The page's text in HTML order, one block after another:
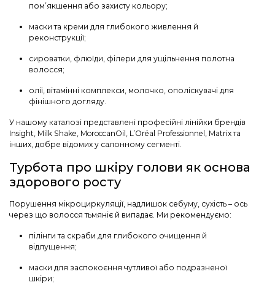
пом’якшення або захисту кольору;
маски та креми для глибокого живлення й
реконструкції;
сироватки, флюїди, філери для ущільнення полотна
волосся;
олії, вітамінні комплекси, молочко, ополіскувачі для
фінішного догляду.
У нашому каталозі представлені професійні лінійки брендів
Insight, Milk Shake, MoroccanOil, L’Oréal Professionnel, Matrix та
інших, добре відомих у салонному сегменті.
Турбота про шкіру голови як основа
здорового росту
Порушення мікроциркуляції, надлишок себуму, сухість – ось
через що волосся тьмяніє й випадає. Ми рекомендуємо:
пілінги та скраби для глибокого очищення й
відлущення;
маски для заспокоєння чутливої або подразненої
шкіри;